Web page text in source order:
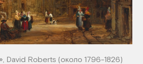
David Roberts (около 1796-1826)